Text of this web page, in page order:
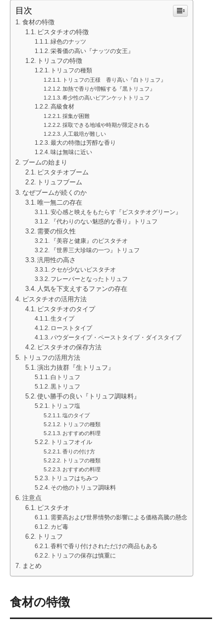
目次
食材の特徴
ピスタチオの特徴
緑色のナッツ
栄養価の高い『ナッツの女王』
トリュフの特徴
トリュフの種類
トリュフの王様 香り高い『白トリュフ』
加熱で香りが増幅する『黒トリュフ』
希少性の高いビアンケットトリュフ
高級食材
採集が困難
採取できる地域や時期が限定される
人工栽培が難しい
最大の特徴は芳醇な香り
味は無味に近い
ブームの始まり
ピスタチオブーム
トリュフブーム
なぜブームが続くのか
唯一無二の存在
安心感と映えをもたらす『ピスタチオグリーン』
『代わりのない魅惑的な香り』トリュフ
需要の恒久性
『美容と健康』のピスタチオ
『世界三大珍味の一つ』トリュフ
汎用性の高さ
クセが少ないピスタチオ
フレーバーとなったトリュフ
人気を下支えするファンの存在
ピスタチオの活用方法
ピスタチオのタイプ
生タイプ
ローストタイプ
パウダータイプ・ペーストタイプ・ダイスタイプ
ピスタチオの保存方法
トリュフの活用方法
演出力抜群『生トリュフ』
白トリュフ
黒トリュフ
使い勝手の良い『トリュフ調味料』
トリュフ塩
塩のタイプ
トリュフの種類
おすすめの料理
トリュフオイル
香りの付け方
トリュフの種類
おすすめの料理
トリュフはちみつ
その他のトリュフ調味料
注意点
ピスタチオ
需要高および世界情勢の影響による価格高騰の懸念
カビ毒
トリュフ
香料で香り付けされただけの商品もある
トリュフの保存は慎重に
まとめ
食材の特徴